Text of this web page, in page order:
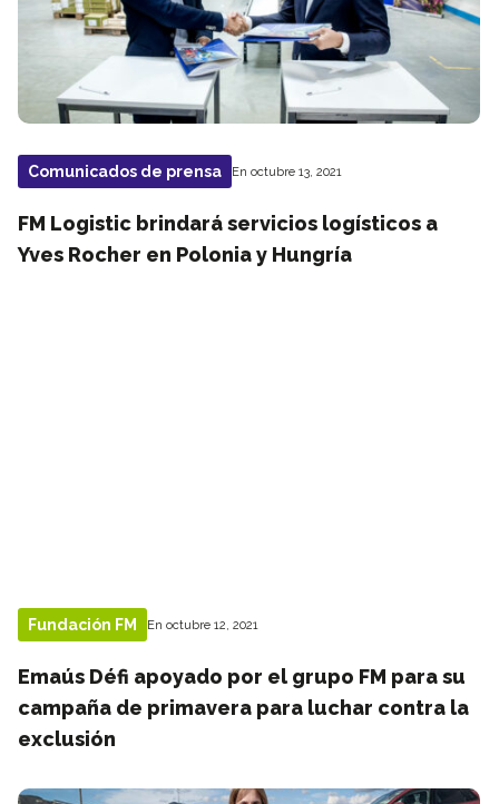
Comunicados de prensa En octubre 13, 2021
FM Logistic brindará servicios logísticos a
Yves Rocher en Polonia y Hungría
Fundación FM En octubre 12, 2021
Emaús Défi apoyado por el grupo FM para su
campaña de primavera para luchar contra la
exclusión